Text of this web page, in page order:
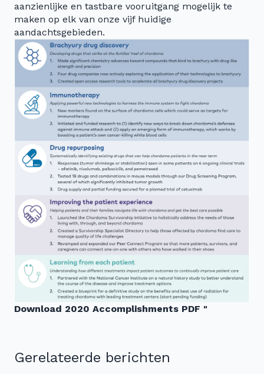
aanzienlijke en tastbare vooruitgang mogelijk te
maken op elk van onze vijf huidige
aandachtsgebieden.
Download 2020 Accomplishments PDF "
Gerelateerde berichten